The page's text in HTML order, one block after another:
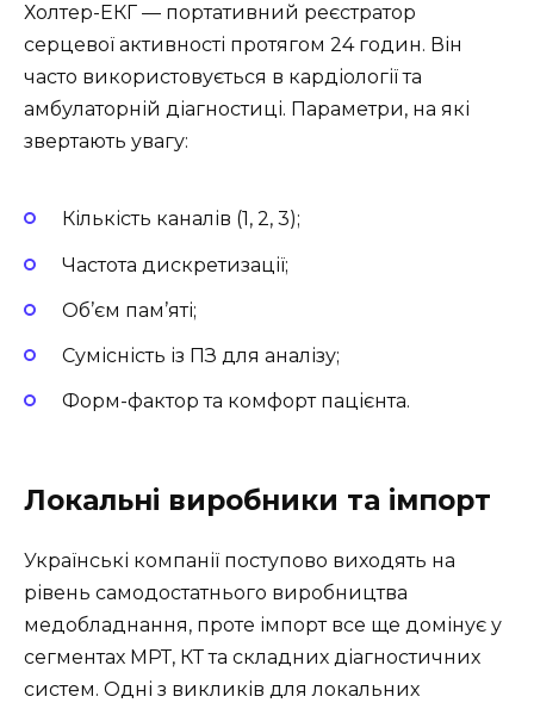
Холтер-ЕКГ — портативний реєстратор
серцевої активності протягом 24 годин. Він
часто використовується в кардіології та
амбулаторній діагностиці. Параметри, на які
звертають увагу:
Кількість каналів (1, 2, 3);
Частота дискретизації;
Об’єм пам’яті;
Сумісність із ПЗ для аналізу;
Форм-фактор та комфорт пацієнта.
Локальні виробники та імпорт
Українські компанії поступово виходять на
рівень самодостатнього виробництва
медобладнання, проте імпорт все ще домінує у
сегментах МРТ, КТ та складних діагностичних
систем. Одні з викликів для локальних